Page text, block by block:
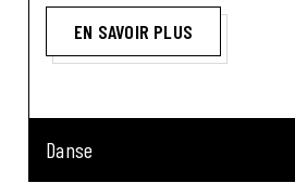
EN SAVOIR PLUS
Danse